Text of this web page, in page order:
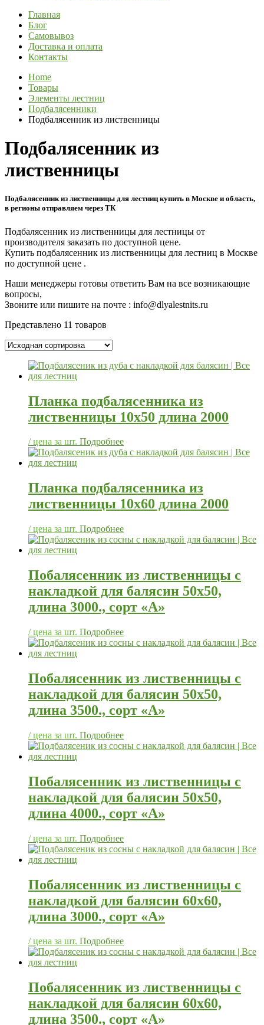
Главная
Блог
Самовывоз
Доставка и оплата
Контакты
Home
Товары
Элементы лестниц
Подбалясенники
Подбалясенник из лиственницы
Подбалясенник из
лиственницы
Подбалясенник из лиственницы для лестниц купить в Москве и область,
в регионы отправляем через ТК
Подбалясенник из лиственницы для лестницы от
производителя заказать по доступной цене.
Купить подбалясенник из лиственницы для лестниц в Москве
по доступной цене .
Наши менеджеры готовы ответить Вам на все возникающие
вопросы,
Звоните или пишите на почте : info@dlyalestnits.ru
Представлено 11 товаров
Планка подбалясенника из
лиственницы 10х50 длина 2000
/ цена за шт. Подробнее
Планка подбалясенника из
лиственницы 10х60 длина 2000
/ цена за шт. Подробнее
Побалясенник из лиственницы с
накладкой для балясин 50х50,
длина 3000., сорт «А»
/ цена за шт. Подробнее
Побалясенник из лиственницы с
накладкой для балясин 50х50,
длина 3500., сорт «А»
/ цена за шт. Подробнее
Побалясенник из лиственницы с
накладкой для балясин 50х50,
длина 4000., сорт «А»
/ цена за шт. Подробнее
Побалясенник из лиственницы с
накладкой для балясин 60х60,
длина 3000., сорт «А»
/ цена за шт. Подробнее
Побалясенник из лиственницы с
накладкой для балясин 60х60,
длина 3500., сорт «А»